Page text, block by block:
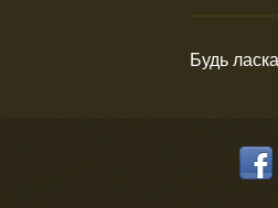
Будь